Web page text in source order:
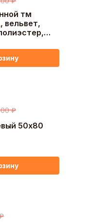
тм
вельвет,
50х80
₽